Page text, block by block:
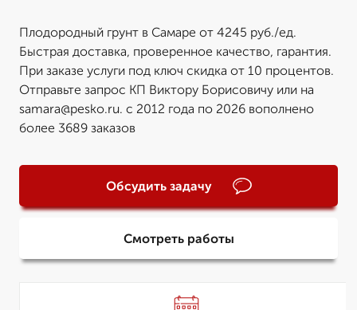
Плодородный грунт в Самаре от 4245 руб./ед.
Быстрая доставка, проверенное качество, гарантия.
При заказе услуги под ключ скидка от 10 процентов.
Отправьте запрос КП Виктору Борисовичу или на
samara@pesko.ru. с 2012 года по 2026 вополнено
более 3689 заказов
Обсудить задачу
Смотреть работы